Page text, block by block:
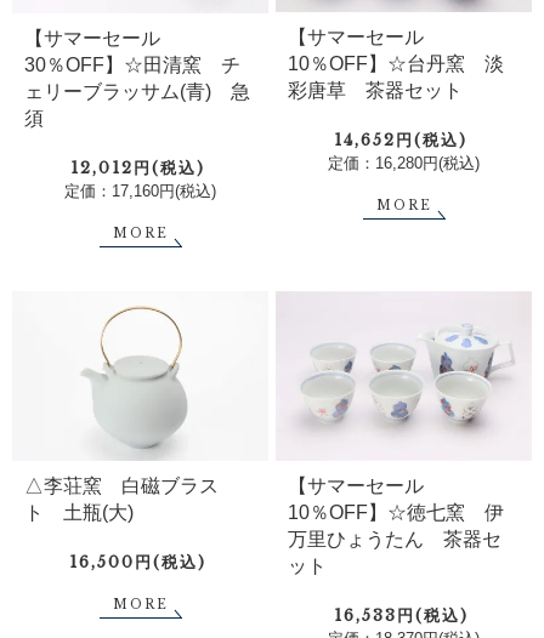
【サマーセール
30％OFF】☆田清窯 チ
ェリーブラッサム(青) 急
須
12,012円(税込)
定価：17,160円(税込)
MORE
【サマーセール
10％OFF】☆台丹窯 淡
彩唐草 茶器セット
14,652円(税込)
定価：16,280円(税込)
MORE
△李荘窯 白磁ブラス
ト 土瓶(大)
16,500円(税込)
MORE
【サマーセール
10％OFF】☆徳七窯 伊
万里ひょうたん 茶器セ
ット
16,533円(税込)